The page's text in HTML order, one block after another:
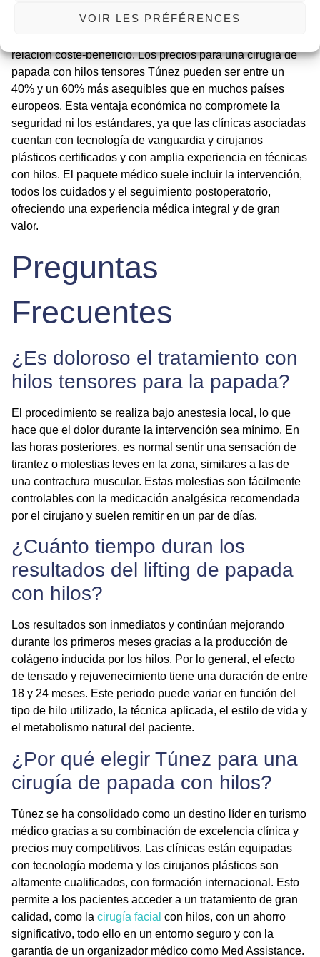
VOIR LES PRÉFÉRENCES
Elegir Túnez para este procedimiento representa una
relación coste-beneficio. Los precios para unacirugía de
papada con hilos tensores Túnez pueden ser entre un
40% y un 60% más asequibles que en muchos países
europeos. Esta ventaja económica no compromete la
seguridad ni los estándares, ya que las clínicas asociadas
cuentan con tecnología de vanguardia y cirujanos
plásticos certificados y con amplia experiencia en técnicas
con hilos. El paquete médico suele incluir la intervención,
todos los cuidados y el seguimiento postoperatorio,
ofreciendo una experiencia médica integral y de gran
valor.
Preguntas
Frecuentes
¿Es doloroso el tratamiento con
hilos tensores para la papada?
El procedimiento se realiza bajo anestesia local, lo que
hace que el dolor durante la intervención sea mínimo. En
las horas posteriores, es normal sentir una sensación de
tirantez o molestias leves en la zona, similares a las de
una contractura muscular. Estas molestias son fácilmente
controlables con la medicación analgésica recomendada
por el cirujano y suelen remitir en un par de días.
¿Cuánto tiempo duran los
resultados del lifting de papada
con hilos?
Los resultados son inmediatos y continúan mejorando
durante los primeros meses gracias a la producción de
colágeno inducida por los hilos. Por lo general, el efecto
de tensado y rejuvenecimiento tiene una duración de entre
18 y 24 meses. Este periodo puede variar en función del
tipo de hilo utilizado, la técnica aplicada, el estilo de vida y
el metabolismo natural del paciente.
¿Por qué elegir Túnez para una
cirugía de papada con hilos?
Túnez se ha consolidado como un destino líder en turismo
médico gracias a su combinación de excelencia clínica y
precios muy competitivos. Las clínicas están equipadas
con tecnología moderna y los cirujanos plásticos son
altamente cualificados, con formación internacional. Esto
permite a los pacientes acceder a un tratamiento de gran
calidad, como la cirugía facial con hilos, con un ahorro
significativo, todo ello en un entorno seguro y con la
garantía de un organizador médico como Med Assistance.